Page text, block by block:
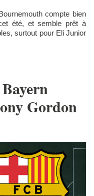
compte bien
été, et semble prêt à
surtout pour Eli Junior
Gordon